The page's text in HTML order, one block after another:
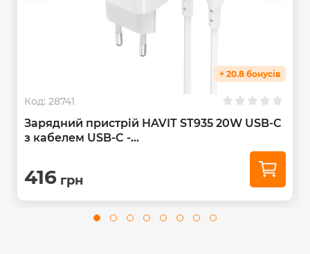
+ 20.8 бонусів
Код: 28741
Зарядний пристрій HAVIT ST935 20W USB-C
з кабелем USB-C -...
416 грн